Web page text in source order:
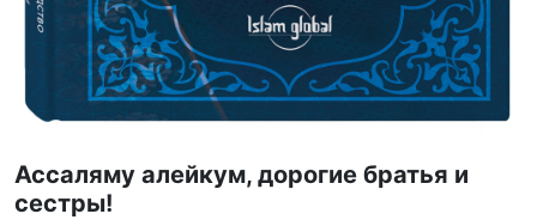
Ассаляму алейкум, дорогие братья и
сестры!